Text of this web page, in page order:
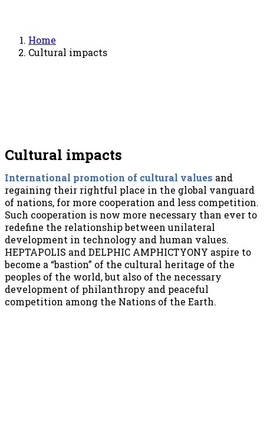
Home
Cultural impacts
Cultural impacts
International promotion of cultural values and
regaining their rightful place in the global vanguard
of nations, for more cooperation and less competition.
Such cooperation is now more necessary than ever to
redefine the relationship between unilateral
development in technology and human values.
HEPTAPOLIS and DELPHIC AMPHICTYΟNY aspire to
become a “bastion” of the cultural heritage of the
peoples of the world, but also of the necessary
development of philanthropy and peaceful
competition among the Nations of the Earth.